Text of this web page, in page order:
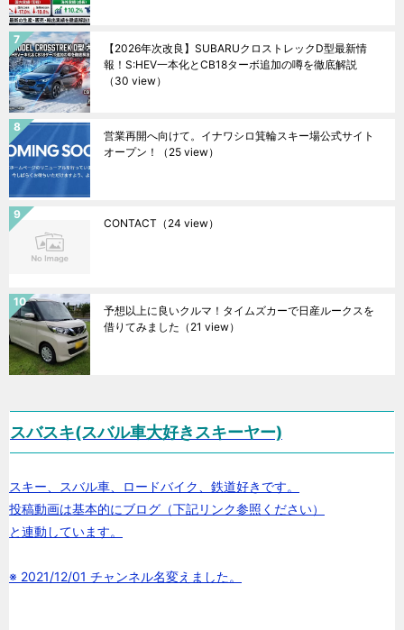
【2026年次改良】SUBARUクロストレックD型最新情
報！S:HEV一本化とCB18ターボ追加の噂を徹底解説
（30 view）
営業再開へ向けて。イナワシロ箕輪スキー場公式サイト
オープン！
（25 view）
CONTACT （24 view）
予想以上に良いクルマ！タイムズカーで日産ルークスを
借りてみました （21 view）
スバスキ(スバル車大好きスキーヤー)
スキー、スバル車、ロードバイク、鉄道好きです。
投稿動画は基本的にブログ（下記リンク参照ください）
と連動しています。
※ 2021/12/01 チャンネル名変えました。